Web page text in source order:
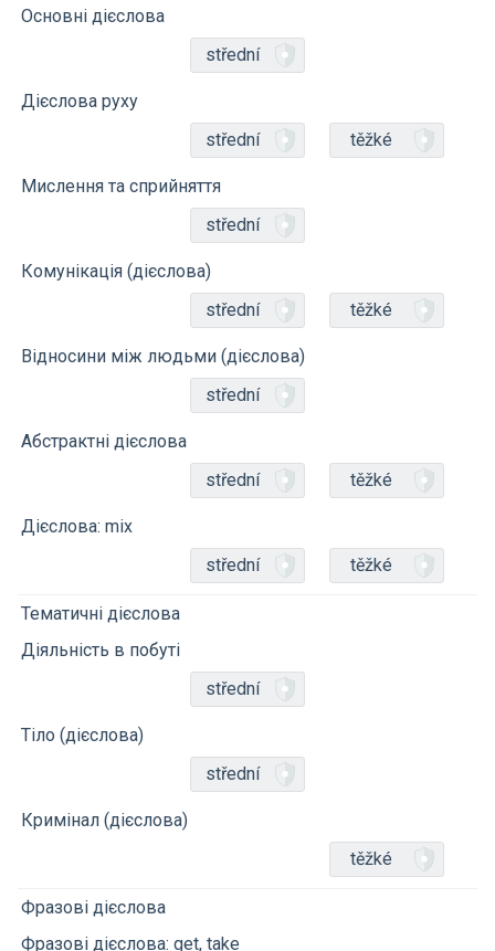
Основні дієслова
střední
Дієслова руху
střední
těžké
Мислення та сприйняття
střední
Комунікація (дієслова)
střední
těžké
Відносини між людьми (дієслова)
střední
Абстрактні дієслова
střední
těžké
Дієслова: mix
střední
těžké
Тематичні дієслова
Діяльність в побуті
střední
Тіло (дієслова)
střední
Кримінал (дієслова)
těžké
Фразові дієслова
Фразові дієслова: get, take